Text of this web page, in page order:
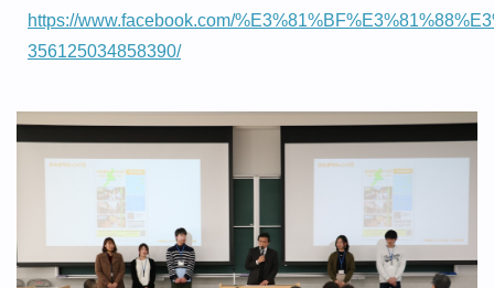
https://www.facebook.com/
356125034858390/